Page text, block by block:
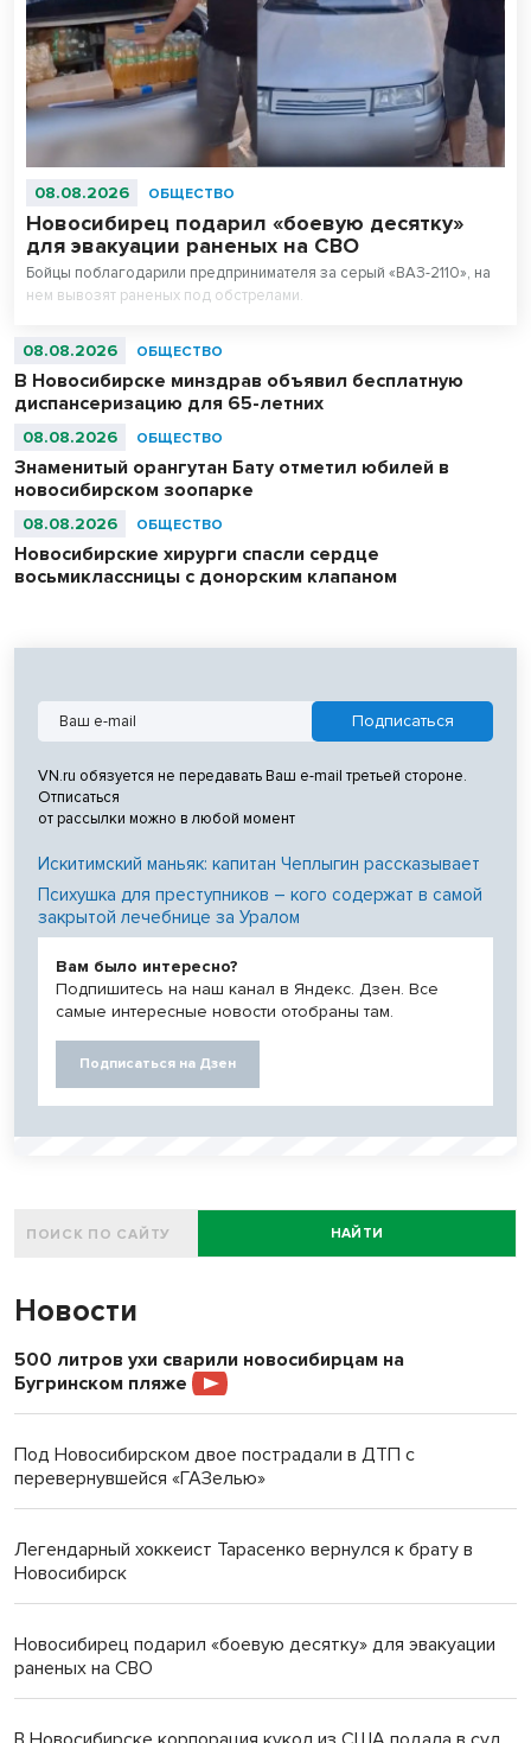
08.08.2026 ОБЩЕСТВО
Новосибирец подарил «боевую десятку»
для эвакуации раненых на СВО
Бойцы поблагодарили предпринимателя за серый «ВАЗ-2110», на
нем вывозят раненых под обстрелами.
08.08.2026 ОБЩЕСТВО
В Новосибирске минздрав объявил бесплатную
диспансеризацию для 65-летних
08.08.2026 ОБЩЕСТВО
Знаменитый орангутан Бату отметил юбилей в
новосибирском зоопарке
08.08.2026 ОБЩЕСТВО
Новосибирские хирурги спасли сердце
восьмиклассницы с донорским клапаном
VN.ru обязуется не передавать Ваш e-mail третьей стороне.
Отписаться
от рассылки можно в любой момент
Искитимский маньяк: капитан Чеплыгин рассказывает
Психушка для преступников – кого содержат в самой
закрытой лечебнице за Уралом
Вам было интересно?
Подпишитесь на наш канал в Яндекс. Дзен. Все
самые интересные новости отобраны там.
Подписаться на Дзен
НАЙТИ
Новости
500 литров ухи сварили новосибирцам на
Бугринском пляже
Под Новосибирском двое пострадали в ДТП с
перевернувшейся «ГАЗелью»
Легендарный хоккеист Тарасенко вернулся к брату в
Новосибирск
Новосибирец подарил «боевую десятку» для эвакуации
раненых на СВО